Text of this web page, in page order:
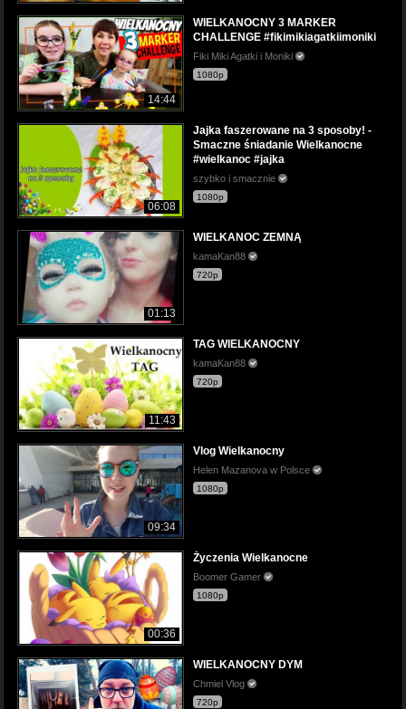
14:44
WIELKANOCNY 3 MARKER
CHALLENGE #fikimikiagatkiimoniki
Fiki Miki Agatki i Moniki
1080p
06:08
Jajka faszerowane na 3 sposoby! -
Smaczne śniadanie Wielkanocne
#wielkanoc #jajka
szybko i smacznie
1080p
01:13
WIELKANOC ZEMNĄ
kamaKan88
720p
11:43
TAG WIELKANOCNY
kamaKan88
720p
09:34
Vlog Wielkanocny
Helen Mazanova w Polsce
1080p
00:36
Życzenia Wielkanocne
Boomer Gamer
1080p
WIELKANOCNY DYM
Chmiel Vlog
720p